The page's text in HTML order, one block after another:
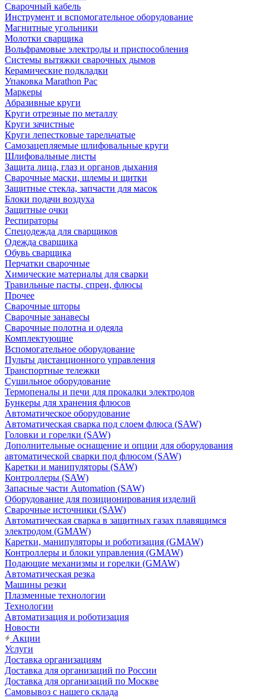
Сварочный кабель
Инструмент и вспомогательное оборудование
Магнитные угольники
Молотки сварщика
Вольфрамовые электроды и приспособления
Системы вытяжки сварочных дымов
Керамические подкладки
Упаковка Marathon Pac
Маркеры
Абразивные круги
Круги отрезные по металлу
Круги зачистные
Круги лепестковые тарельчатые
Самозацепляемые шлифовальные круги
Шлифовальные листы
Защита лица, глаз и органов дыхания
Сварочные маски, шлемы и щитки
Защитные стекла, запчасти для масок
Блоки подачи воздуха
Защитные очки
Респираторы
Спецодежда для сварщиков
Одежда сварщика
Обувь сварщика
Перчатки сварочные
Химические материалы для сварки
Травильные пасты, спреи, флюсы
Прочее
Сварочные шторы
Сварочные занавесы
Сварочные полотна и одеяла
Комплектующие
Вспомогательное оборудование
Пульты дистанционного управления
Транспортные тележки
Сушильное оборудование
Термопеналы и печи для прокалки электродов
Бункеры для хранения флюсов
Автоматическое оборудование
Автоматическая сварка под слоем флюса (SAW)
Головки и горелки (SAW)
Дополнительные оснащение и опции для оборудования
автоматической сварки под флюсом (SAW)
Каретки и манипуляторы (SAW)
Контроллеры (SAW)
Запасные части Automation (SAW)
Оборудование для позиционирования изделий
Сварочные источники (SAW)
Автоматическая сварка в защитных газах плавящимся
электродом (GMAW)
Каретки, манипуляторы и роботизация (GMAW)
Контроллеры и блоки управления (GMAW)
Подающие механизмы и горелки (GMAW)
Автоматическая резка
Машины резки
Плазменные технологии
Технологии
Автоматизация и роботизация
Новости
Акции
Услуги
Доставка организациям
Доставка для организаций по России
Доставка для организаций по Москве
Самовывоз с нашего склада